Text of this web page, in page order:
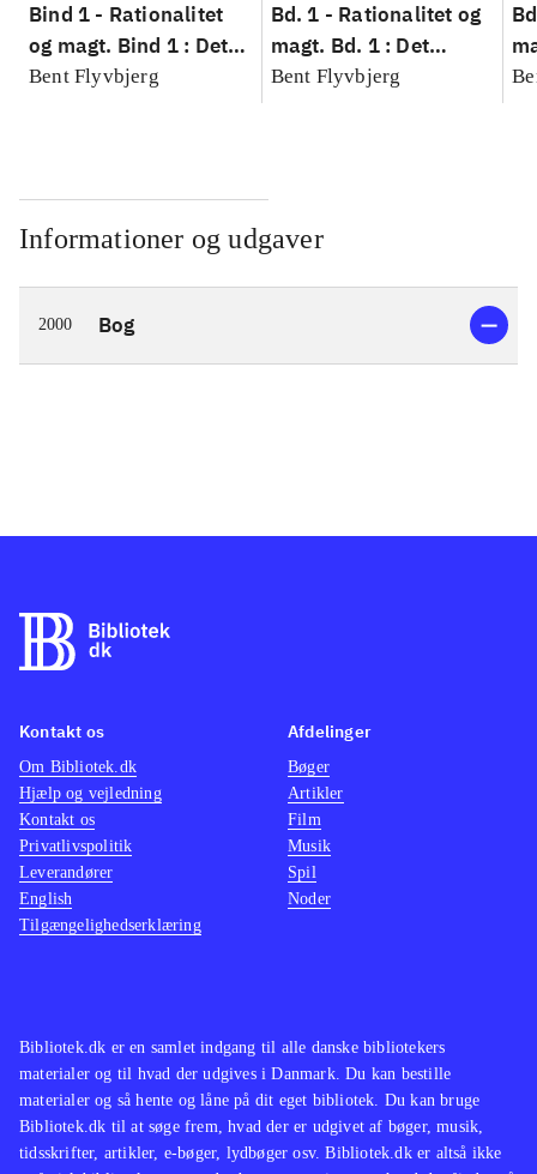
Bind 1 - Rationalitet
og magt. Bind 1 : Det
konkretes videnskab
Bent Flyvbjerg
Bd. 1 - Rationalitet og
magt. Bd. 1 : Det
konkretes videnskab
Bent Flyvbjerg
Informationer og udgaver
2000 Bog
Bibliotek.dk er en samlet indgang til alle danske bibliotekers
materialer og til hvad der udgives i Danmark. Du kan bestille
materialer og så hente og låne på dit eget bibliotek. Du kan bruge
Bibliotek.dk til at søge frem, hvad der er udgivet af bøger, musik,
tidsskrifter, artikler, e-bøger, lydbøger osv. Bibliotek.dk er altså ikke
Kontakt os
Om Bibliotek.dk
Hjælp og vejledning
Kontakt os
Privatlivspolitik
Leverandører
English
Tilgængelighedserklæring
Afdelinger
Bøger
Artikler
Film
Musik
Spil
Noder